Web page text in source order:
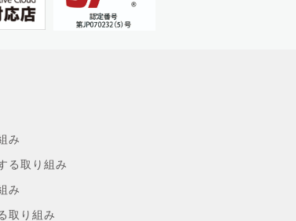
み
る取り組み
み
取り組み